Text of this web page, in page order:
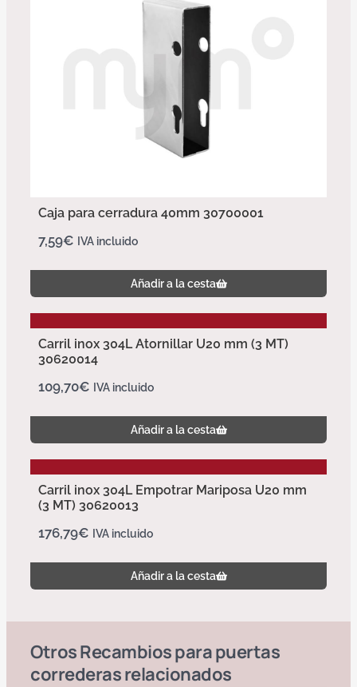
Caja para cerradura 40mm 30700001
7,59€ IVA incluido
Añadir a la cesta
Carril inox 304L Atornillar U20 mm (3 MT)
30620014
109,70€ IVA incluido
Añadir a la cesta
Carril inox 304L Empotrar Mariposa U20 mm
(3 MT) 30620013
176,79€ IVA incluido
Añadir a la cesta
OtrosRecambios para puertas
correderasrelacionados